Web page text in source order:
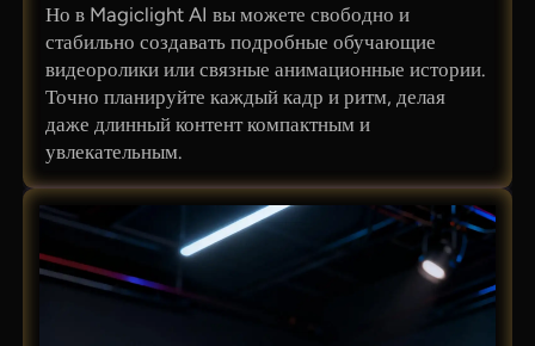
Но в Magiclight AI вы можете свободно и
стабильно создавать подробные обучающие
видеоролики или связные анимационные истории.
Точно планируйте каждый кадр и ритм, делая
даже длинный контент компактным и
увлекательным.